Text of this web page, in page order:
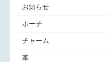
お知らせ
ポーチ
チャーム
革